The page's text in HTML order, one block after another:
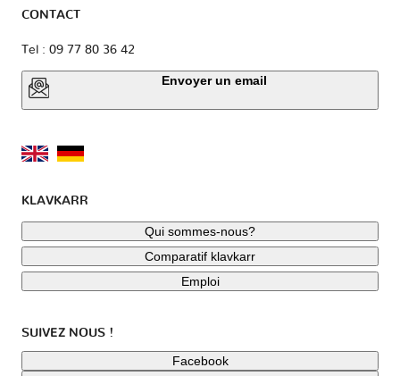
CONTACT
Tel : 09 77 80 36 42
Envoyer un email
KLAVKARR
Qui sommes-nous?
Comparatif klavkarr
Emploi
SUIVEZ NOUS !
Facebook